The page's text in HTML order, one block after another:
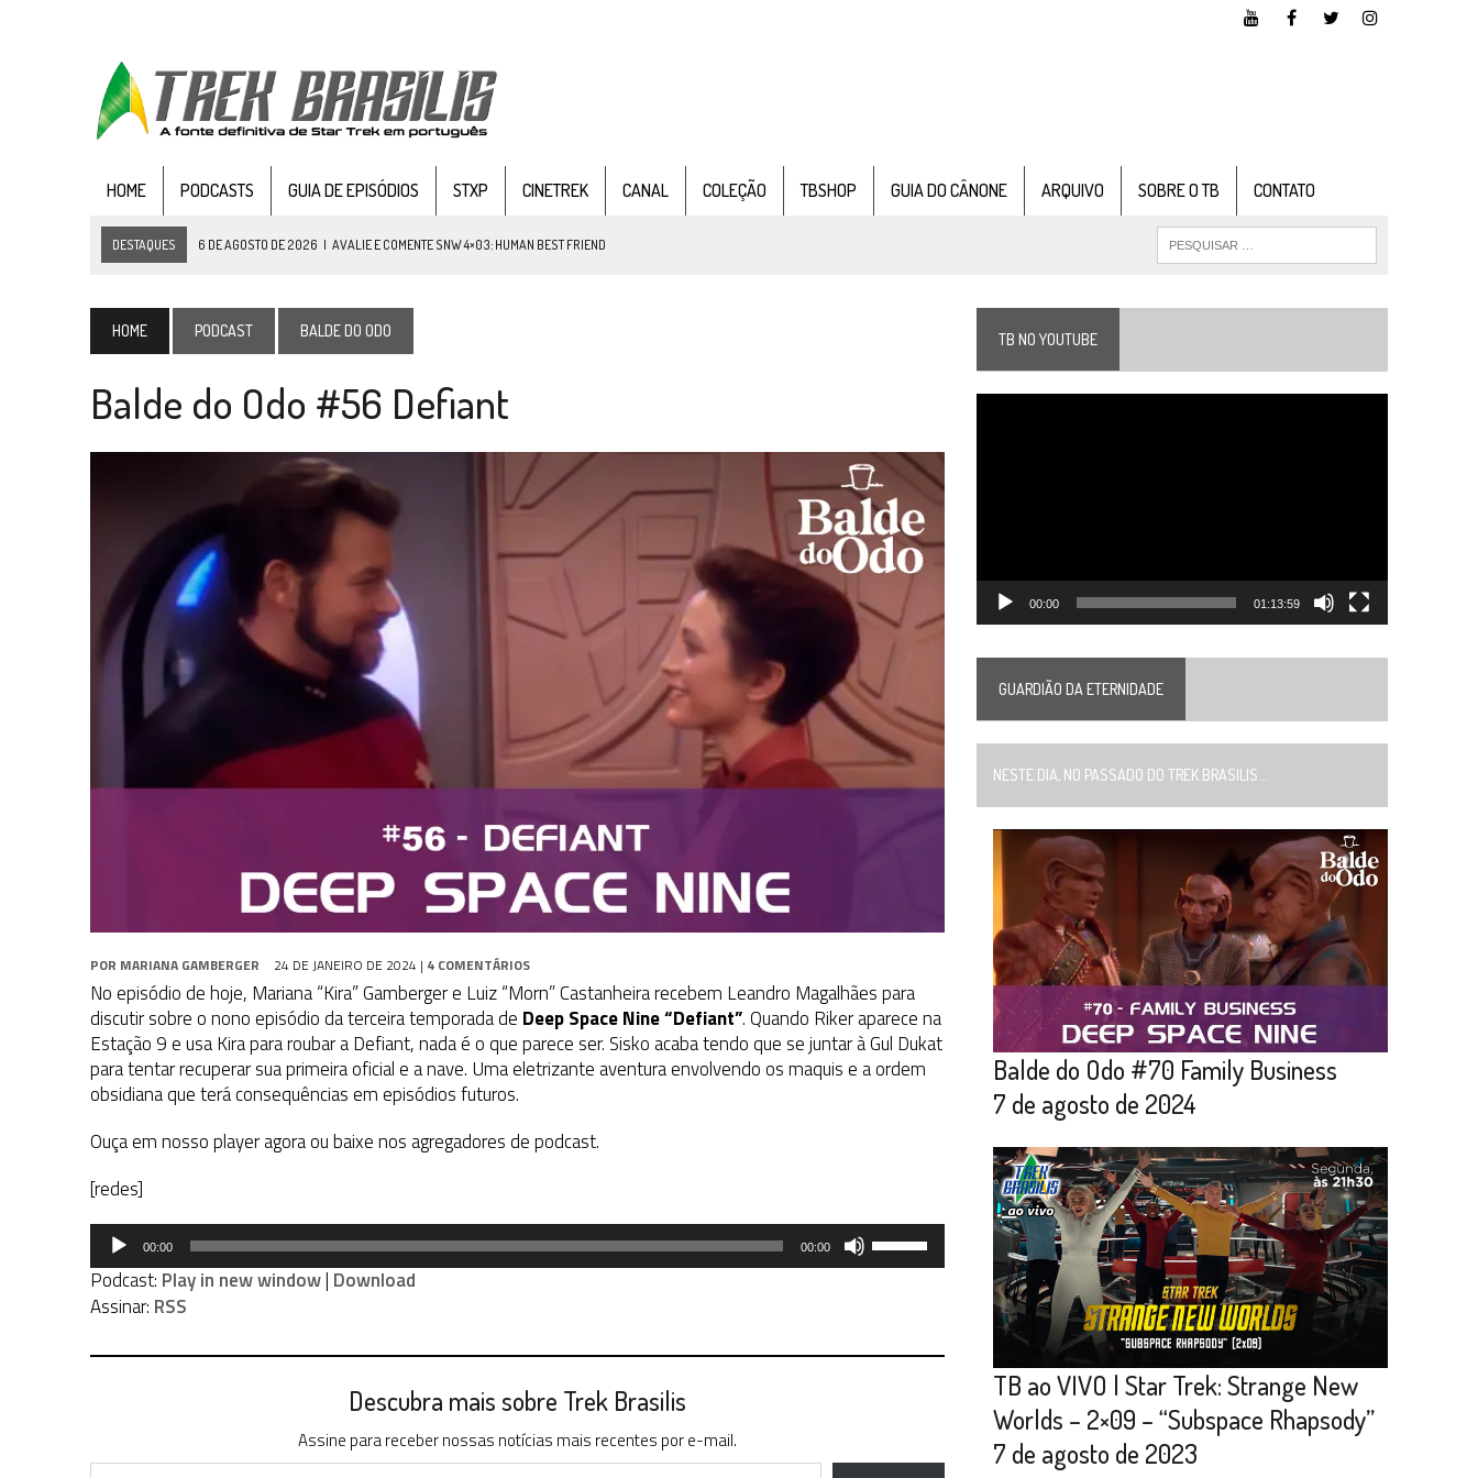
HOME PODCASTS GUIA DE EPISÓDIOS STXP CINETREK CANAL COLEÇÃO TBSHOP GUIA DO CÂNONE ARQUIVO SOBRE O TB CONTATO
DESTAQUES 6 DE AGOSTO DE 2026 | AVALIE E COMENTE SNW 4×03: HUMAN BEST FRIEND
3 DE AGOSTO DE 2026 | VEJA FOTOS DO TERCEIRO EPISÓDIO DA 4ª TEMPORADA DE STRANGE NEW WORDS
3 DE AGOSTO DE 2026 PARAMOUNT E CBS DERRUBAM NOVO VÍDEO DO FILME DE FÃS AXANAR HORAS APÓS ESTREIA
ELENCO DE STRANGE NEW WORLDS ENCARA O FIM DE UMA ERA NA SDCC
GRANDES JORNADAS | QUATRO EPISÓDIOS DE STAR TREK SOBRE DIFERENTES PONTOS DE VISTA
31 DE JULHO DE 2026 BOX DELUXE DO ANO 5 DACOLEÇÃO TREK BRASILIS JÁ DISPONÍVEL EM PRÉ-VENDA!
6 DE AGOSTO DE 2026 NOVA TEMPORADA DETHE CENTER SEAT , CHEGA EM 8 DE SETEMBRO
HOME PODCAST BALDE DO ODO
Balde do Odo #56 Defiant
POR MARIANA GAMBERGER 24 DE JANEIRO DE 2024 | 4 COMENTÁRIOS
No episódio de hoje, Mariana “Kira” Gamberger e Luiz “Morn” Castanheira recebem Leandro Magalhães para
discutir sobre o nono episódio da terceira temporada de Deep Space Nine “Defiant”. Quando Riker aparece na
Estação 9 e usa Kira para roubar a Defiant, nada é o que parece ser. Sisko acaba tendo que se juntar à Gul Dukat
para tentar recuperar sua primeira oficial e a nave. Uma eletrizante aventura envolvendo os maquis e a ordem
obsidiana que terá consequências em episódios futuros.
Ouça em nosso player agora ou baixe nos agregadores de podcast.
[redes]
Tocador
áudio
00:00 00:00
ou
aumentar
Podcast: Play in new window| Download
Assinar: RSS
Descubra mais sobre Trek Brasilis
Assine para receber nossas notícias mais recentes por e-mail.
Digite seu e-mail…
TB NO YOUTUBE
00:00 01:13:59
GUARDIÃO DA ETERNIDADE
NESTE DIA, NO PASSADO DO TREK BRASILIS...
Balde do Odo #70 Family Business
7 de agosto de 2024
TB ao VIVO | Star Trek: Strange New
Worlds – 2×09 – “Subspace Rhapsody”
7 de agosto de 2023